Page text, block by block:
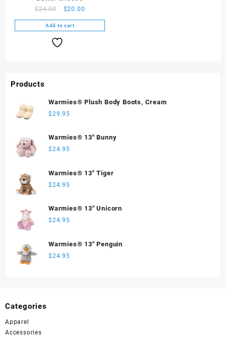
$24.00 $20.00
Add to cart
Products
Warmies® Plush Body Boots, Cream
$29.95
Warmies® 13" Bunny
$24.95
Warmies® 13" Tiger
$24.95
Warmies® 13" Unicorn
$24.95
Warmies® 13" Penguin
$24.95
Categories
Apparel
Accessories